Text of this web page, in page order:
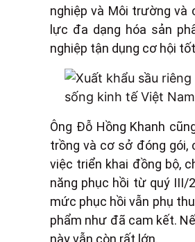
nghiệp và Môi trường và
lực đa dạng hóa sản
nghiệp tận dụng cơ hội
Ông Đỗ Hồng Khanh
trồng và cơ sở đóng
việc triển khai đồng bộ,
năng phục hồi từ quý III/
mức phục hồi vẫn phụ
phẩm như đã cam kết.
này vẫn còn rất lớn.